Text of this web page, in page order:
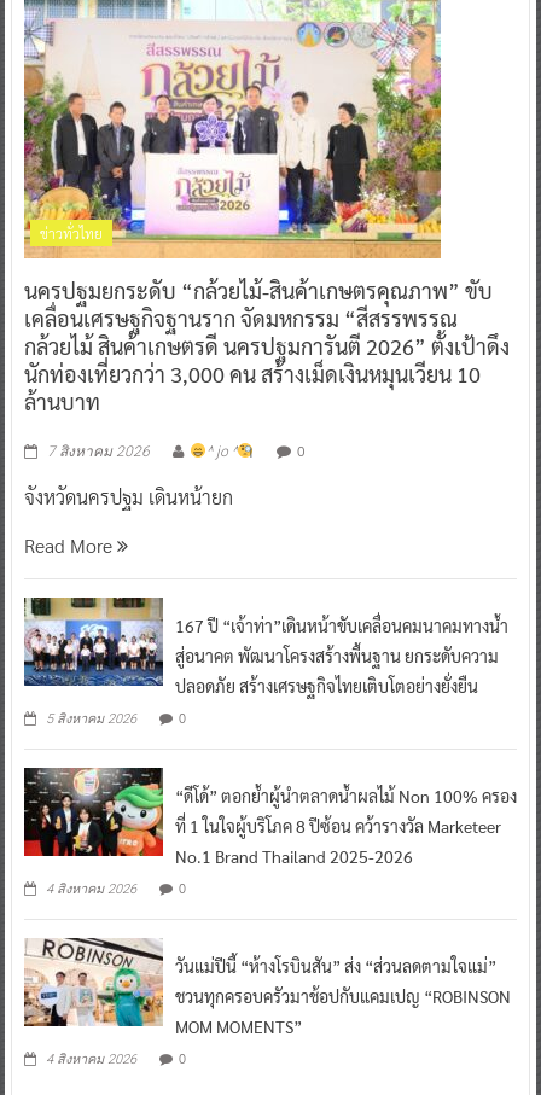
ข่าวทั่วไทย
นครปฐมยกระดับ “กล้วยไม้-สินค้าเกษตรคุณภาพ” ขับ
เคลื่อนเศรษฐกิจฐานราก จัดมหกรรม “สีสรรพรรณ
กล้วยไม้ สินค้าเกษตรดี นครปฐมการันตี 2026” ตั้งเป้าดึง
นักท่องเที่ยวกว่า 3,000 คน สร้างเม็ดเงินหมุนเวียน 10
ล้านบาท
7 สิงหาคม 2026 ^ jo ^ 0
จังหวัดนครปฐม เดินหน้ายก
Read More
167 ปี “เจ้าท่า”เดินหน้าขับเคลื่อนคมนาคมทางน้ำ
สู่อนาคต พัฒนาโครงสร้างพื้นฐาน ยกระดับความ
ปลอดภัย สร้างเศรษฐกิจไทยเติบโตอย่างยั่งยืน
5 สิงหาคม 2026 0
“ดีโด้” ตอกย้ำผู้นำตลาดน้ำผลไม้ Non 100% ครอง
ที่ 1 ในใจผู้บริโภค 8 ปีซ้อน คว้ารางวัล Marketeer
No.1 Brand Thailand 2025-2026
4 สิงหาคม 2026 0
วันแม่ปีนี้ “ห้างโรบินสัน” ส่ง “ส่วนลดตามใจแม่”
ชวนทุกครอบครัวมาช้อปกับแคมเปญ “ROBINSON
MOM MOMENTS”
4 สิงหาคม 2026 0